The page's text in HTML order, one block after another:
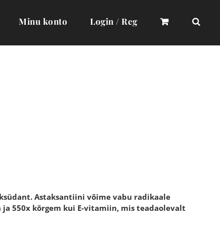
Minu konto Login / Reg
Astaksantiini võime vabu radikaale
550x kõrgem kui E-vitamiin, mis teadaolevalt